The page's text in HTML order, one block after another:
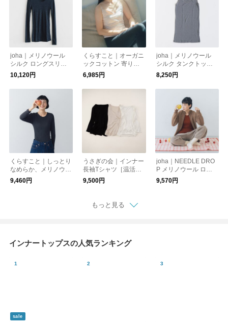
joha｜メリノウール
シルク ロングスリー
ブ 長袖インナー［温
活・冷え取り］
10,120円
くらすこと｜オーガニ
ックコットン 寄りそ
いブラキャミソール
6,985円
joha｜メリノウール
シルク タンクトップ
［温活・冷え取り］
8,250円
くらすこと｜しっとり
なめらか、メリノウー
ル100％長袖インナー
［温活・冷え取り］
9,460円
うさぎの会｜インナー
長袖Tシャツ［温活・
冷え取り］
9,500円
joha｜NEEDLE DRO
P メリノウール ロン
グスリーブ 長袖イン
ナー［今期限定］
9,570円
もっと見る
インナートップスの人気ランキング
sale